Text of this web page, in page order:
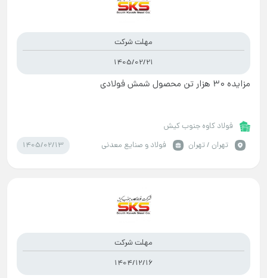
مهلت شرکت
1405/02/21
مزایده ۳۰ هزار تن محصول شمش فولادی
فولاد کاوه جنوب کیش
تهران / تهران
فولاد و صنایع معدنی 1405/02/13
مهلت شرکت
1404/12/16